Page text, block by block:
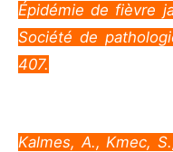
Épidémie de fièvre
Société de
407.
Kalmes, A., Kmec,